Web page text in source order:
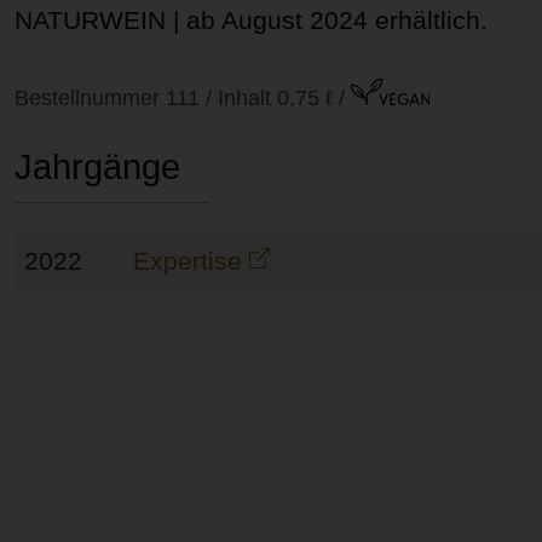
NATURWEIN | ab August 2024 erhältlich.
Bestellnummer 111 / Inhalt 0,75 ℓ /
Jahrgänge
2022 Expertise